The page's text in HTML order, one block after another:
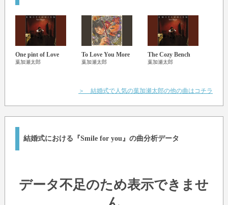
One pint of Love
葉加瀬太郎
To Love You More
葉加瀬太郎
The Cozy Bench
葉加瀬太郎
＞ 結婚式で人気の葉加瀬太郎の他の曲はコチラ
結婚式における『Smile for you』の曲分析データ
データ不足のため表示できませ